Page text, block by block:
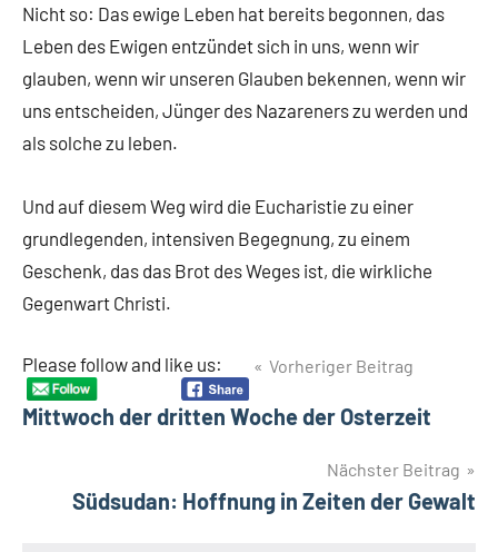
Nicht so: Das ewige Leben hat bereits begonnen, das
Leben des Ewigen entzündet sich in uns, wenn wir
glauben, wenn wir unseren Glauben bekennen, wenn wir
uns entscheiden, Jünger des Nazareners zu werden und
als solche zu leben.
Und auf diesem Weg wird die Eucharistie zu einer
grundlegenden, intensiven Begegnung, zu einem
Geschenk, das das Brot des Weges ist, die wirkliche
Gegenwart Christi.
Please follow and like us:
BeitragsnavigationVorheriger Beitrag
Mittwoch der dritten Woche der Osterzeit
Nächster Beitrag
Südsudan: Hoffnung in Zeiten der Gewalt